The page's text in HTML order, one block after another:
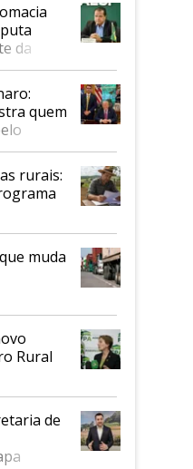
da
quem
rurais:
muda
Rural
de